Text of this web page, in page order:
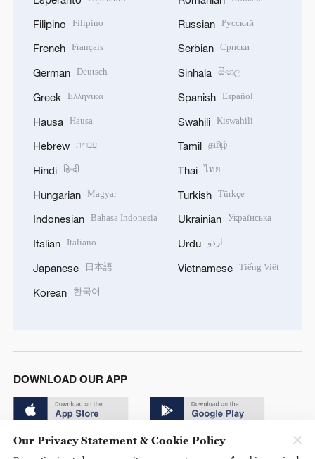
Filipino Filipino
French Français
German Deutsch
Greek Ελληνικά
Hausa Hausa
Hebrew עברית
Hindi हिन्दी
Hungarian Magyar
Indonesian Bahasa Indonesia
Italian Italiano
Japanese 日本語
Korean 한국어
Russian Русский
Serbian Српски
Sinhala සිංහල
Spanish Español
Swahili Kiswahili
Tamil தமிழ்
Thai ไทย
Turkish Türkçe
Ukrainian Українська
Urdu اردو
Vietnamese Tiếng Việt
DOWNLOAD OUR APP
Our Privacy Statement & Cookie Policy